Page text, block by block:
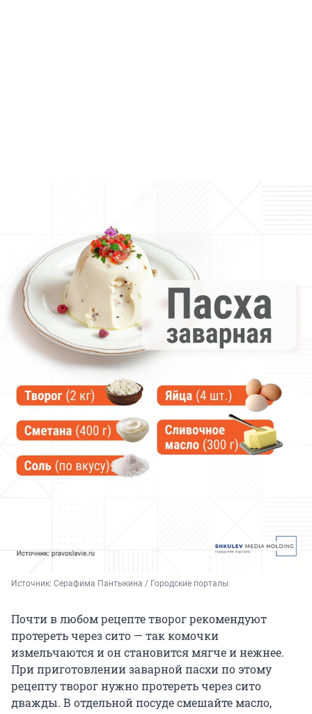
Источник: Серафима Пантыкина / Городские порталы
Почти в любом рецепте творог рекомендуют
протереть через сито — так комочки
измельчаются и он становится мягче и нежнее.
При приготовлении заварной пасхи по этому
рецепту творог нужно протереть через сито
дважды. В отдельной посуде смешайте масло,